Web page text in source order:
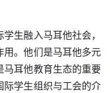
生融入马耳他社会，
用。他们是马耳他多元
马耳他教育生态的重要
际学生组织与工会的介